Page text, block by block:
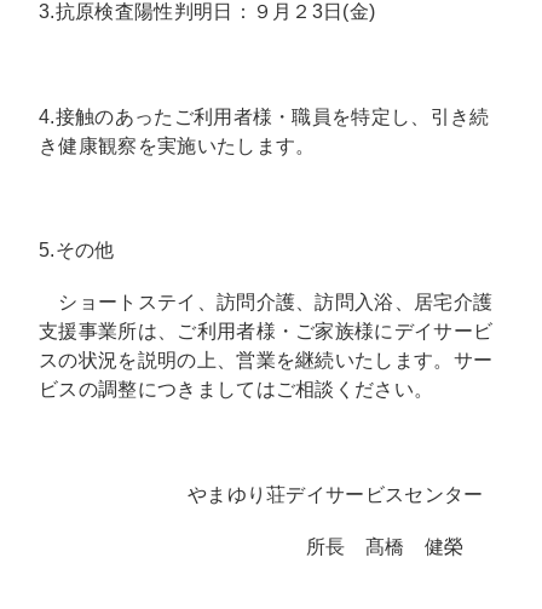
3.抗原検査陽性判明日：９月２3日(金)
4.接触のあったご利用者様・職員を特定し、引き続
き健康観察を実施いたします。
5.その他
ショートステイ、訪問介護、訪問入浴、居宅介護
支援事業所は、ご利用者様・ご家族様にデイサービ
スの状況を説明の上、営業を継続いたします。サー
ビスの調整につきましてはご相談ください。
やまゆり荘デイサービスセンター
所長 髙橋 健榮